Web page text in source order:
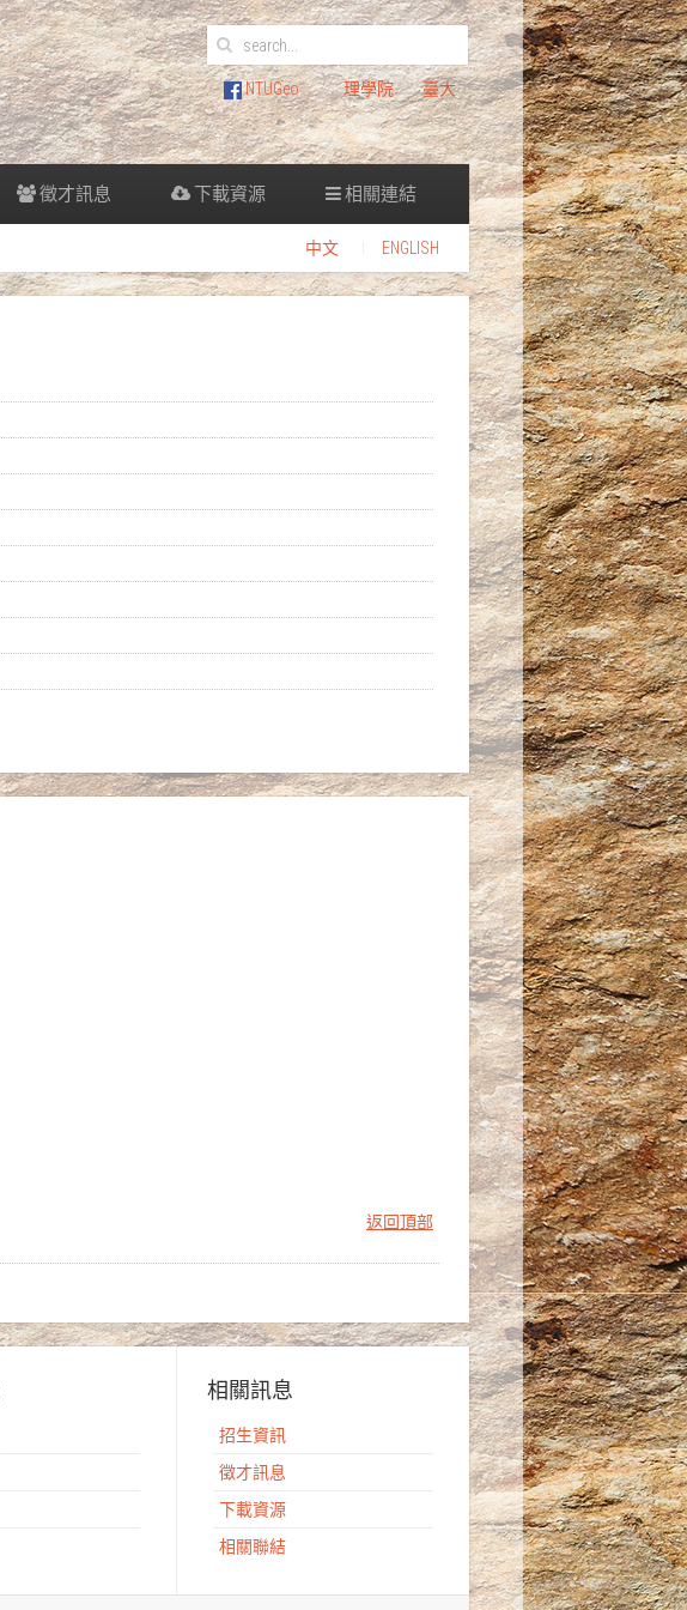
NTUGeo 理學院 臺大
徵才訊息 下載資源 相關連結
中文 ENGLISH
返回頂部
相關訊息
招生資訊
徵才訊息
下載資源
相關聯結